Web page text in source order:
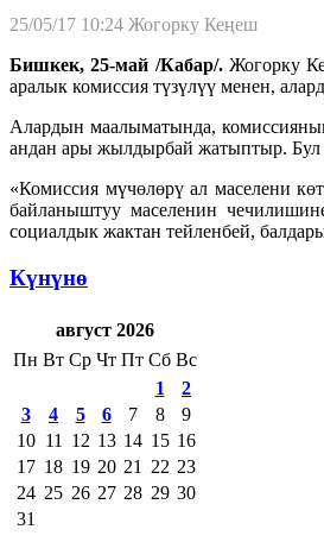
25/05/17 10:24 Жогорку Кеңеш
Бишкек, 25-май /Кабар/.Жогорку
аралык комиссия түзүлүү менен,
Алардын маалыматында,
андан ары жылдырбай жатыптыр.
«Комиссия мүчөлөрү ал маселени
байланыштуу маселенин
социалдык жактан тейленбей,
Күнүнө
август 2026
Пн Вт Ср Чт Пт Сб Вс
1
2
3
4 5 6 7 8
9
10 11 12 13 14 15 16
17 18 19 20 21 22 23
24 25 26 27 28 29 30
31